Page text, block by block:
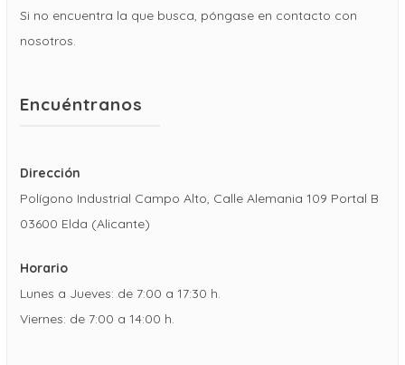
Si no encuentra la que busca, póngase en contacto con
nosotros.
Encuéntranos
Dirección
Polígono Industrial Campo Alto, Calle Alemania 109 Portal B
03600 Elda (Alicante)
Horario
Lunes a Jueves: de 7:00 a 17:30 h.
Viernes: de 7:00 a 14:00 h.